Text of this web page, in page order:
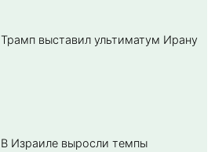
Трамп выставил ультиматум Ирану
В Израиле выросли темпы